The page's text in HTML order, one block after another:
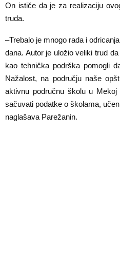
On ističe da je za realizaciju
truda.
–Trebalo je mnogo rada i
dana. Autor je uložio veliki trud
kao tehnička podrška pomogli
Nažalost, na području naše
aktivnu područnu školu u
sačuvati podatke o školama,
naglašava Parežanin.